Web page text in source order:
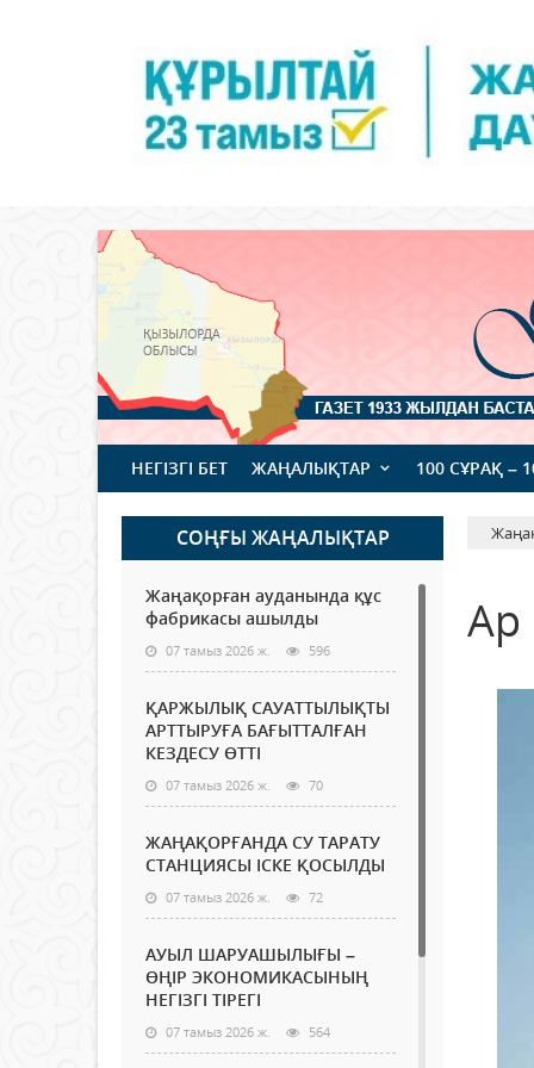
НЕГІЗГІ БЕТ ЖАҢАЛЫҚТАР 100 СҰРАҚ –
СОҢҒЫ ЖАҢАЛЫҚТАР
Жаңақорған ауданында құс
фабрикасы ашылды
07 тамыз 2026 ж. 596
ҚАРЖЫЛЫҚ САУАТТЫЛЫҚТЫ
АРТТЫРУҒА БАҒЫТТАЛҒАН
КЕЗДЕСУ ӨТТІ
07 тамыз 2026 ж. 70
ЖАҢАҚОРҒАНДА СУ ТАРАТУ
СТАНЦИЯСЫ ІСКЕ ҚОСЫЛДЫ
07 тамыз 2026 ж. 72
АУЫЛ ШАРУАШЫЛЫҒЫ –
ӨҢІР ЭКОНОМИКАСЫНЫҢ
НЕГІЗГІ ТІРЕГІ
07 тамыз 2026 ж. 564
Ар